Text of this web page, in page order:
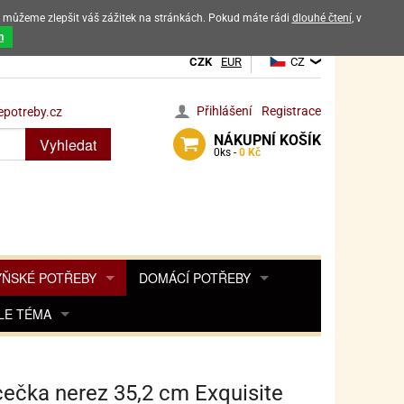
výrobků
CZK EUR CZ
Přihlášení Registrace
NÁKUPNÍ KOŠÍK
0 ks - 0 Kč
Vyhledat
POTŘEBY
KOŘENKY
DESINFEKCE, OCHRANA
KÁVOVARŮ
DOMÁCÍ POTŘEBY
KOŠÍKY
TÉMA
POHÁDKY A HRY
PRO FANOUŠKY BARBIE
NAROZENINOVÉ SVÍČKY
nerez 35,2 cm Exquisite
zlepšit váš zážitek na stránkách. Pokud máte rádi dlouhé čtení, v